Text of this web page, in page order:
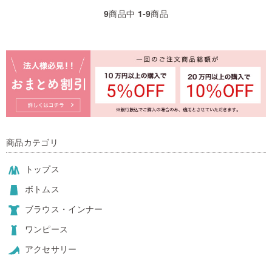
9商品中 1-9商品
商品カテゴリ
トップス
ボトムス
ブラウス・インナー
ワンピース
アクセサリー